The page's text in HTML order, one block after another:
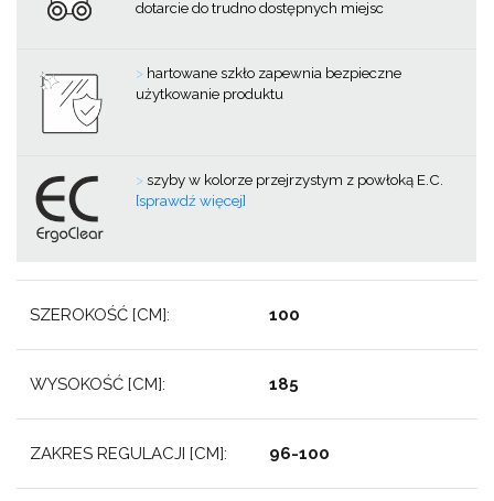
dotarcie do trudno dostępnych miejsc
> hartowane szkło zapewnia bezpieczne
użytkowanie produktu
>szyby w kolorze przejrzystym z powłoką E.C.
[sprawdź więcej]
SZEROKOŚĆ [CM]: 100
WYSOKOŚĆ [CM]: 185
ZAKRES REGULACJI [CM]: 96-100